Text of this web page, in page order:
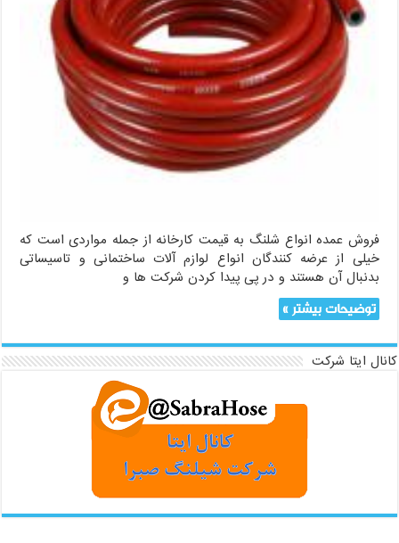
فروش عمده انواع شلنگ به قیمت کارخانه از جمله مواردی است که
خیلی از عرضه کنندگان انواع لوازم آلات ساختمانی و تاسیساتی
بدنبال آن هستند و در پی پیدا کردن شرکت ها و
توضیحات بیشتر »
کانال ایتا شرکت